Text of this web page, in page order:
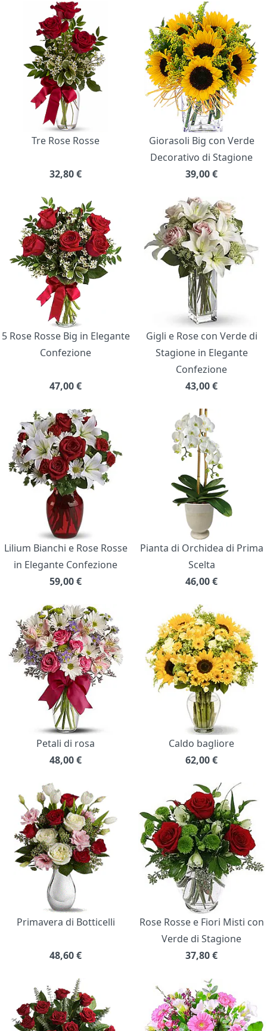
Bouquet di fiori
Tre Rose Rosse
32,80€
Giorasoli Big con Verde
Decorativo di Stagione
39,00€
5 Rose Rosse Big in Elegante
Confezione
47,00€
Gigli e Rose con Verde di
Stagione in Elegante
Confezione
43,00€
Lilium Bianchi e Rose Rosse
in Elegante Confezione
59,00€
Pianta di Orchidea di Prima
Scelta
46,00€
Petali di rosa
48,00€
Caldo bagliore
62,00€
Primavera di Botticelli
48,60€
Rose Rosse e Fiori Misti con
Verde di Stagione
37,80€